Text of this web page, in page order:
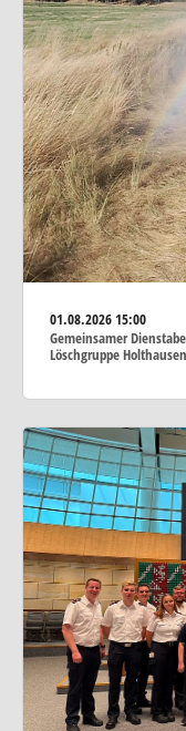
01.08.202615:00
Gemeinsamer
Löschgruppe Holthausen